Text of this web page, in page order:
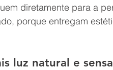
diretamente para a
porque entregam
luz natural e